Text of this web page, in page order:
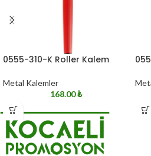
0555-310-K Roller Kalem
Metal Kalemler
168.00₺